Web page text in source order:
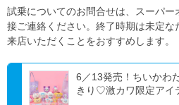
試乗についてのお問合せは、スーパー
接ご連絡ください。終了時期は未定
来店いただくことをおすすめします。
6／13発売！ちいかわ
きり♡激カワ限定アイ